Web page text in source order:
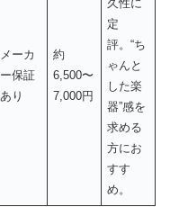
メーカ
ー保証
あり
約
6,500〜
7,000円
久性に
定
評。“ち
ゃんと
した楽
器”感を
求める
方にお
すす
め。